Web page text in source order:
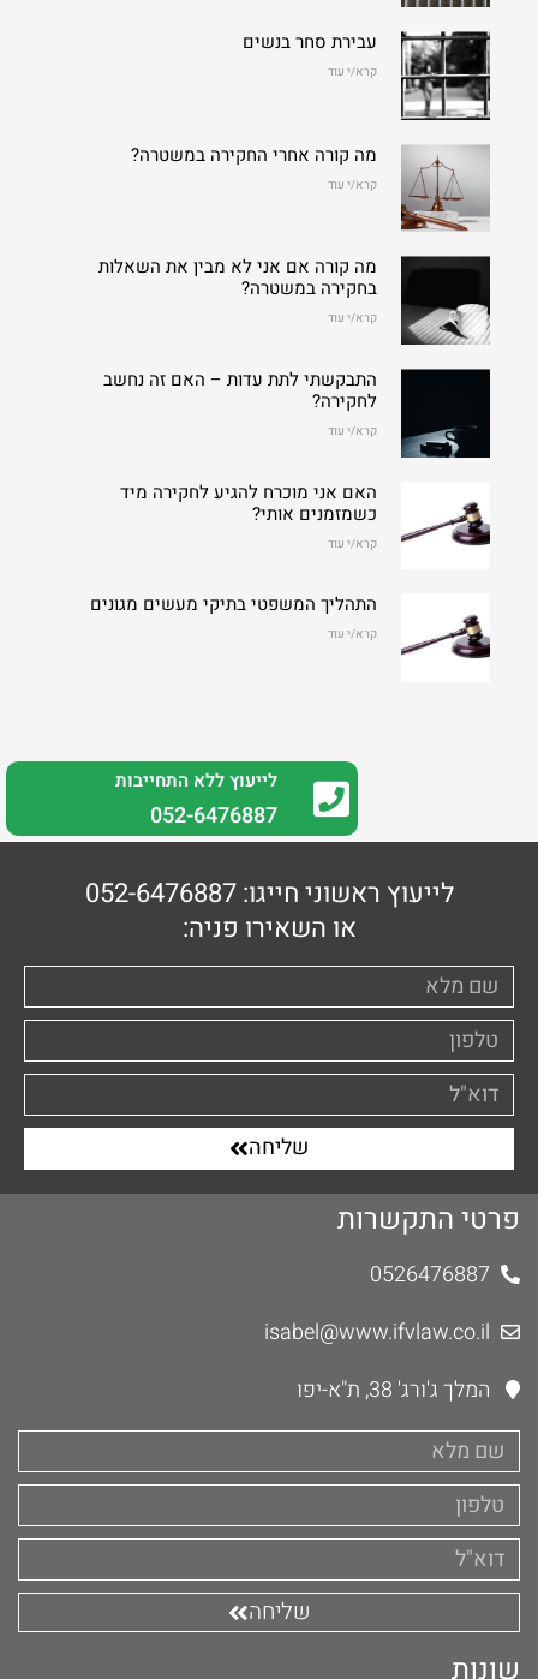
עבירת סחר בנשים
קרא/י עוד
מה קורה אחרי החקירה במשטרה?
קרא/י עוד
מה קורה אם אני לא מבין את השאלות
בחקירה במשטרה?
קרא/י עוד
התבקשתי לתת עדות – האם זה נחשב
לחקירה?
קרא/י עוד
האם אני מוכרח להגיע לחקירה מיד
כשמזמנים אותי?
קרא/י עוד
התהליך המשפטי בתיקי מעשים מגונים
קרא/י עוד
לייעוץ ללא התחייבות
052-6476887
לייעוץ ראשוני חייגו: 052-6476887
או השאירו פניה:
שליחה
פרטי התקשרות
0526476887
isabel@www.ifvlaw.co.il
המלך ג'ורג' 38, ת"א-יפו
שליחה
שונות